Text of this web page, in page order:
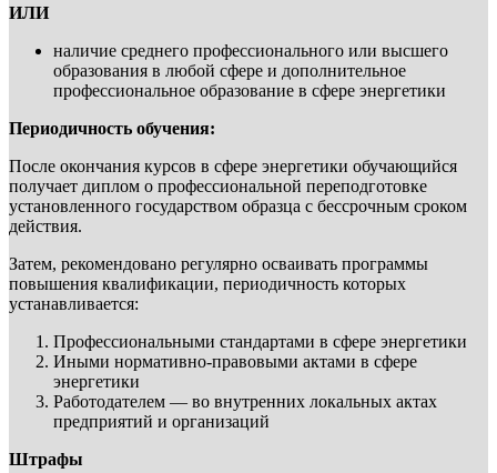
ИЛИ
наличие среднего профессионального или высшего
образования в любой сфере и дополнительное
профессиональное образование в сфере энергетики
Периодичность обучения:
После окончания курсов в сфере энергетики обучающийся
получает диплом о профессиональной переподготовке
установленного государством образца с бессрочным сроком
действия.
Затем, рекомендовано регулярно осваивать программы
повышения квалификации, периодичность которых
устанавливается:
Профессиональными стандартами в сфере энергетики
Иными нормативно-правовыми актами в сфере
энергетики
Работодателем — во внутренних локальных актах
предприятий и организаций
Штрафы